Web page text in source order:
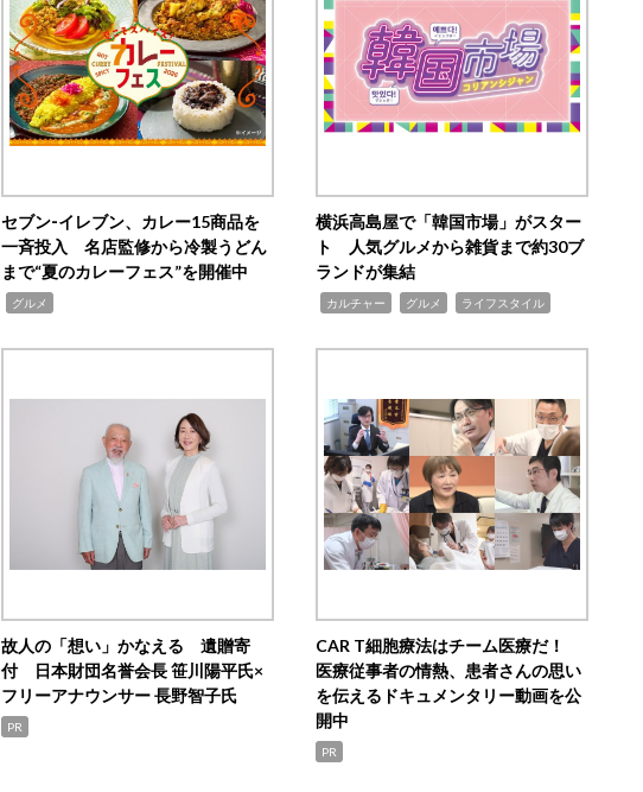
セブン‐イレブン、カレー15商品を
一斉投入 名店監修から冷製うどん
まで“夏のカレーフェス”を開催中
グルメ
横浜高島屋で「韓国市場」がスター
ト 人気グルメから雑貨まで約30ブ
ランドが集結
カルチャー グルメ ライフスタイル
故人の「想い」かなえる 遺贈寄
付 日本財団名誉会長 笹川陽平氏×
フリーアナウンサー 長野智子氏
PR
CAR T細胞療法はチーム医療だ！
医療従事者の情熱、患者さんの思い
を伝えるドキュメンタリー動画を公
開中
PR